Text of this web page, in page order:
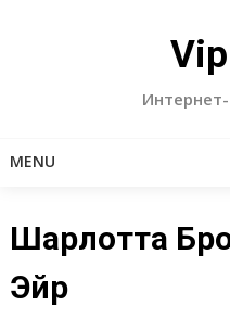
MENU
Шарлотта
Эйр